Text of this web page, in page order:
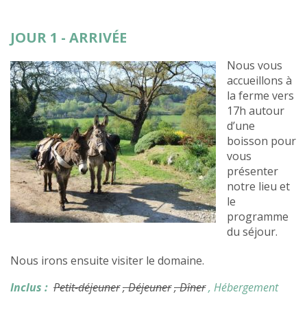
JOUR 1 - ARRIVÉE
Nous vous
accueillons à
la ferme vers
17h autour
d’une
boisson pour
vous
présenter
notre lieu et
le
programme
du séjour.
Nous irons ensuite visiter le domaine.
Inclus : Petit-déjeuner, Déjeuner, Dîner, Hébergement